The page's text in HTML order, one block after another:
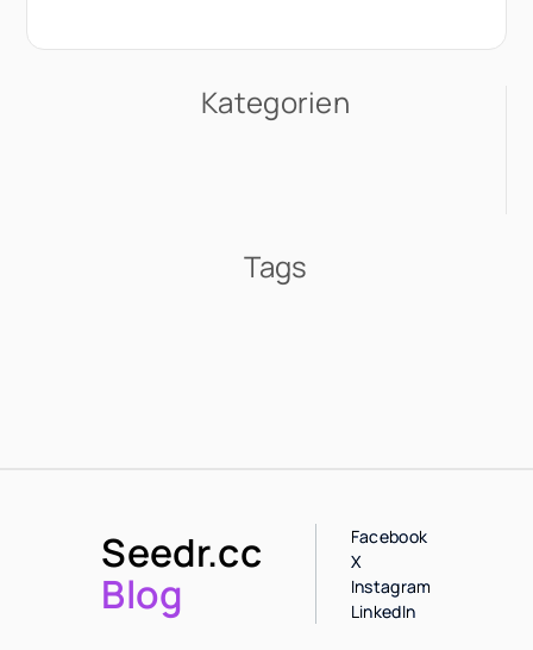
Kategorien
Tags
Seedr.cc
Blog
Facebook
X
Instagram
LinkedIn